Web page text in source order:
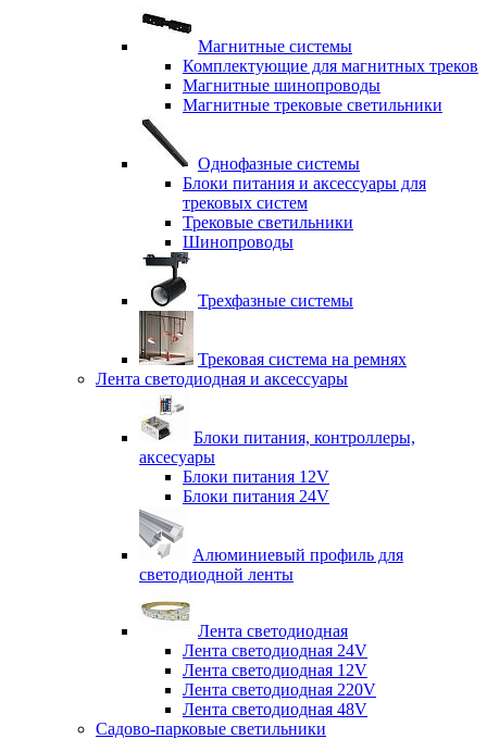
Магнитные системы
Комплектующие для магнитных треков
Магнитные шинопроводы
Магнитные трековые светильники
Однофазные системы
Блоки питания и аксессуары для
трековых систем
Трековые светильники
Шинопроводы
Трехфазные системы
Трековая система на ремнях
Лента светодиодная и аксессуары
Блоки питания, контроллеры,
аксесуары
Блоки питания 12V
Блоки питания 24V
Алюминиевый профиль для
светодиодной ленты
Лента светодиодная
Лента светодиодная 24V
Лента светодиодная 12V
Лента светодиодная 220V
Лента светодиодная 48V
Садово-парковые светильники